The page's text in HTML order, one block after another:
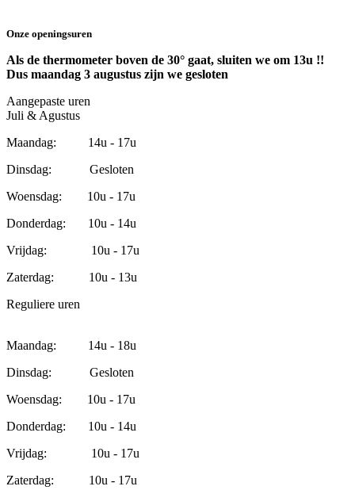
Onze openingsuren
Als de thermometer boven de 30° gaat, sluiten we om 13u !!
Dus maandag 3 augustus zijn we gesloten
Aangepaste uren
Juli & Agustus
Maandag: 14u - 17u
Dinsdag: Gesloten
Woensdag: 10u - 17u
Donderdag: 10u - 14u
Vrijdag: 10u - 17u
Zaterdag: 10u - 13u
Reguliere uren
Maandag: 14u - 18u
Dinsdag: Gesloten
Woensdag: 10u - 17u
Donderdag: 10u - 14u
Vrijdag: 10u - 17u
Zaterdag: 10u - 17u